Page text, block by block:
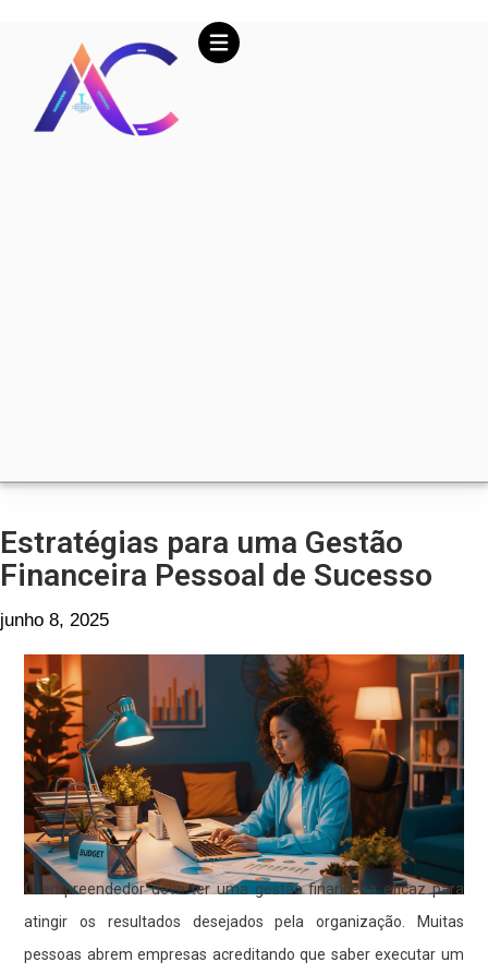
Estratégias para uma Gestão
Financeira Pessoal de Sucesso
junho 8, 2025
O empreendedor deve ter uma gestão financeira eficaz para
atingir os resultados desejados pela organização. Muitas
pessoas abrem empresas acreditando que saber executar um